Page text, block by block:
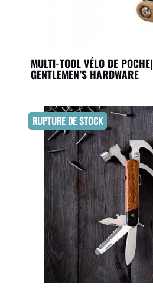
MULTI-TOOL VÉLO DE POCHE|
GENTLEMEN’S HARDWARE
RUPTURE DE STOCK